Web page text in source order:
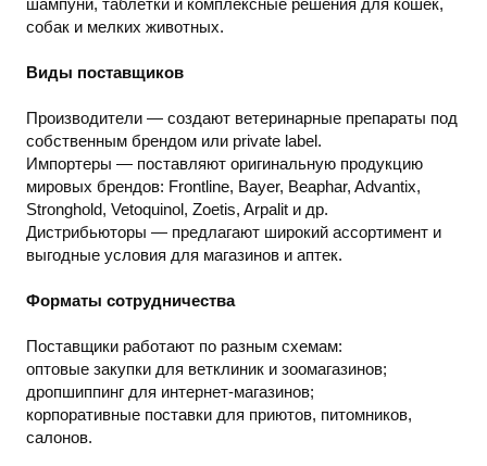
шампуни, таблетки и комплексные решения для кошек,
собак и мелких животных.
Виды поставщиков
Производители — создают ветеринарные препараты под
собственным брендом или private label.
Импортеры — поставляют оригинальную продукцию
мировых брендов: Frontline, Bayer, Beaphar, Advantix,
Stronghold, Vetoquinol, Zoetis, Arpalit и др.
Дистрибьюторы — предлагают широкий ассортимент и
выгодные условия для магазинов и аптек.
Форматы сотрудничества
Поставщики работают по разным схемам:
оптовые закупки для ветклиник и зоомагазинов;
дропшиппинг для интернет-магазинов;
корпоративные поставки для приютов, питомников,
салонов.